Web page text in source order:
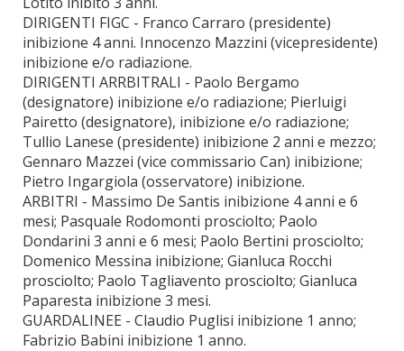
DIRIGENTI FIGC - Franco Carraro (presidente)
inibizione 4 anni. Innocenzo Mazzini (vicepresidente)
inibizione e/o radiazione.
DIRIGENTI ARRBITRALI - Paolo Bergamo
(designatore) inibizione e/o radiazione; Pierluigi
Pairetto (designatore), inibizione e/o radiazione;
Tullio Lanese (presidente) inibizione 2 anni e mezzo;
Gennaro Mazzei (vice commissario Can) inibizione;
Pietro Ingargiola (osservatore) inibizione.
ARBITRI - Massimo De Santis inibizione 4 anni e 6
mesi; Pasquale Rodomonti prosciolto; Paolo
Dondarini 3 anni e 6 mesi; Paolo Bertini prosciolto;
Domenico Messina inibizione; Gianluca Rocchi
prosciolto; Paolo Tagliavento prosciolto; Gianluca
Paparesta inibizione 3 mesi.
GUARDALINEE - Claudio Puglisi inibizione 1 anno;
Fabrizio Babini inibizione 1 anno.